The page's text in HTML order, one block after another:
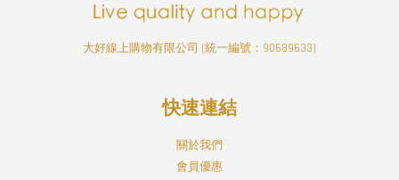
大好線上購物有限公司 (統一編號：90689633)
快速連結
關於我們
會員優惠